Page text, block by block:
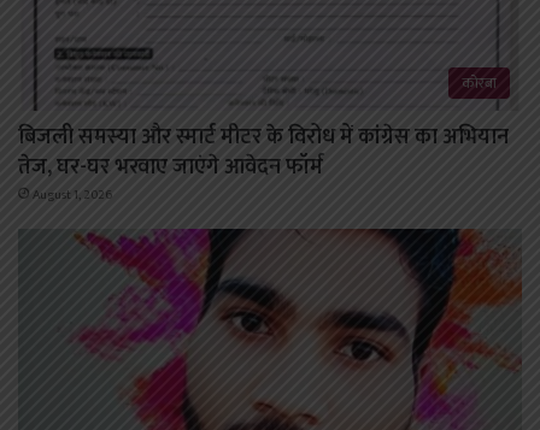
कोरबा
बिजली समस्या और स्मार्ट मीटर के विरोध में कांग्रेस का अभियान
तेज, घर-घर भरवाए जाएंगे आवेदन फॉर्म
August 1, 2026